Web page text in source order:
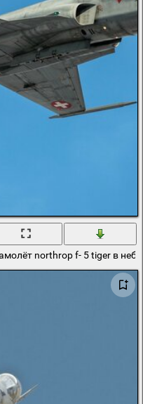
городе
northrop f- 5 tiger в небе